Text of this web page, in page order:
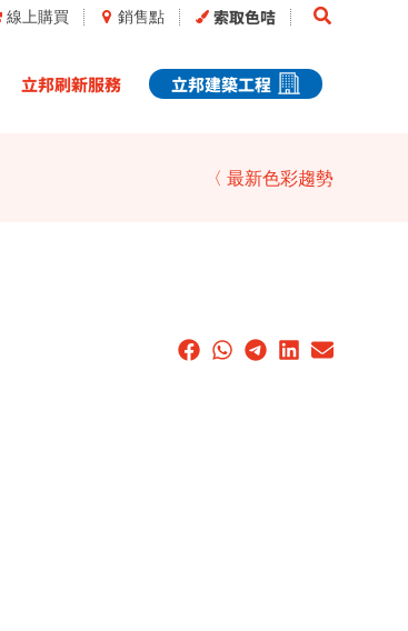
線上購買 銷售點 索取色咭 Search
立邦刷新服務 立邦建築工程
〈 最新色彩趨勢